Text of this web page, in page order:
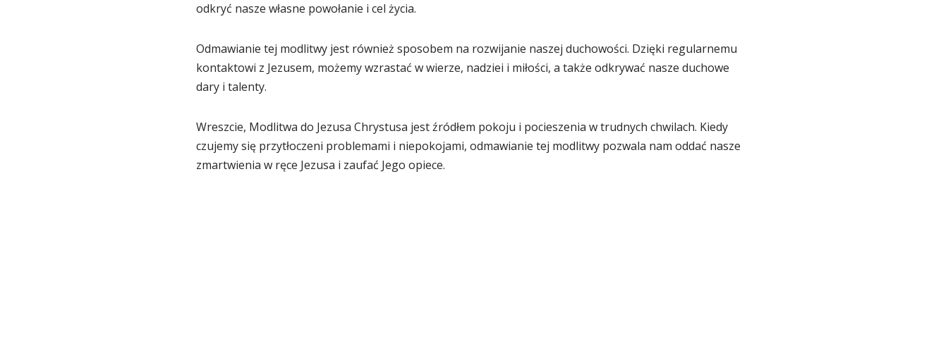
odkryć nasze własne powołanie i cel życia.
Odmawianie tej modlitwy jest również sposobem na rozwijanie naszej duchowości. Dzięki regularnemu
kontaktowi z Jezusem, możemy wzrastać w wierze, nadziei i miłości, a także odkrywać nasze duchowe
dary i talenty.
Wreszcie, Modlitwa do Jezusa Chrystusa jest źródłem pokoju i pocieszenia w trudnych chwilach. Kiedy
czujemy się przytłoczeni problemami i niepokojami, odmawianie tej modlitwy pozwala nam oddać nasze
zmartwienia w ręce Jezusa i zaufać Jego opiece.